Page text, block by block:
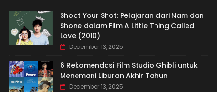
Shoot Your Shot: Pelajaran dari Nam dan
Shone dalam Film A Little Thing Called
Love (2010)
December 13, 2025
6 Rekomendasi Film Studio Ghibli untuk
Menemani Liburan Akhir Tahun
December 13, 2025